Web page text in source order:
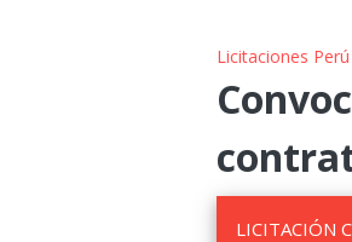
Licitaciones Perú
LICITACIÓN